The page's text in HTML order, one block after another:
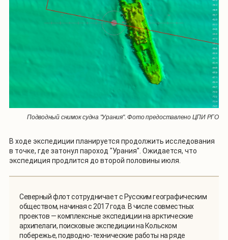
Подводный снимок судна "Урания". Фото предоставлено ЦПИ РГО
В ходе экспедиции планируется продолжить исследования
в точке, где затонул пароход "Урания". Ожидается, что
экспедиция продлится до второй половины июля.
Северный флот сотрудничает с Русским географическим
обществом, начиная с 2017 года. В числе совместных
проектов — комплексные экспедиции на арктические
архипелаги, поисковые экспедиции на Кольском
побережье, подводно-технические работы на ряде